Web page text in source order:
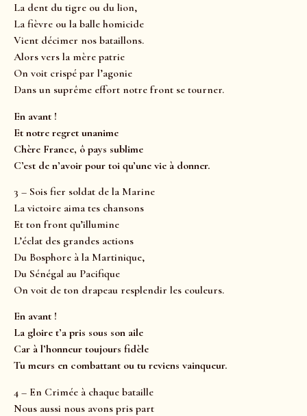
La dent du tigre ou du lion,
La fièvre ou la balle homicide
Vient décimer nos bataillons.
Alors vers la mère patrie
On voit crispé par l’agonie
Dans un suprême effort notre front se tourner.
En avant !
Et notre regret unanime
Chère France, ô pays sublime
C’est de n’avoir pour toi qu’une vie à donner.
3 – Sois fier soldat de la Marine
La victoire aima tes chansons
Et ton front qu’illumine
L’éclat des grandes actions
Du Bosphore à la Martinique,
Du Sénégal au Pacifique
On voit de ton drapeau resplendir les couleurs.
En avant !
La gloire t’a pris sous son aile
Car à l’honneur toujours fidèle
Tu meurs en combattant ou tu reviens vainqueur.
4 – En Crimée à chaque bataille
Nous aussi nous avons pris part